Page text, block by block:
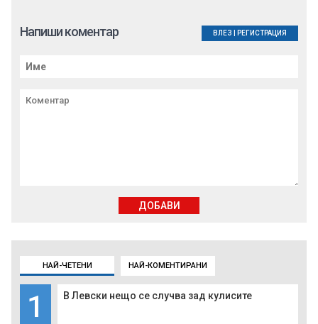
НАЙ-ЧЕТЕНИ НАЙ-КОМЕНТИРАНИ
1 В Левски нещо се случва зад кулисите
Напиши коментар ВЛЕЗ РЕГИСТРАЦИЯ
ДОБАВИ